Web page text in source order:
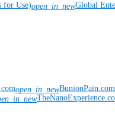
for Use)open_in_newGlobal
open_in_newBunionPain.com